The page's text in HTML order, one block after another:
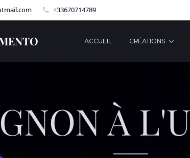
+33670714789
ACCUEIL CRÉATIONS
À